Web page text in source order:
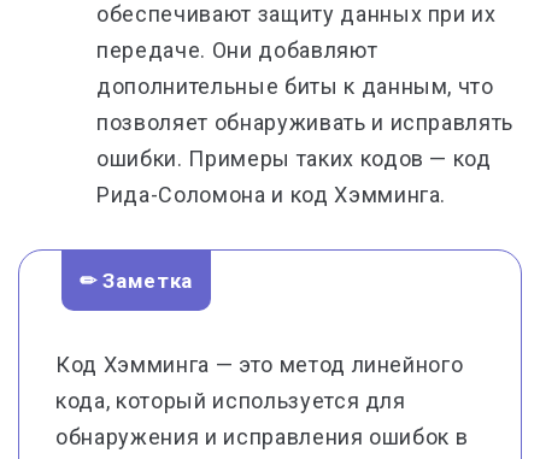
обеспечивают защиту данных при их
передаче. Они добавляют
дополнительные биты к данным, что
позволяет обнаруживать и исправлять
ошибки. Примеры таких кодов — код
Рида-Соломона и код Хэмминга.
✏ Заметка
Код Хэмминга — это метод линейного
кода, который используется для
обнаружения и исправления ошибок в